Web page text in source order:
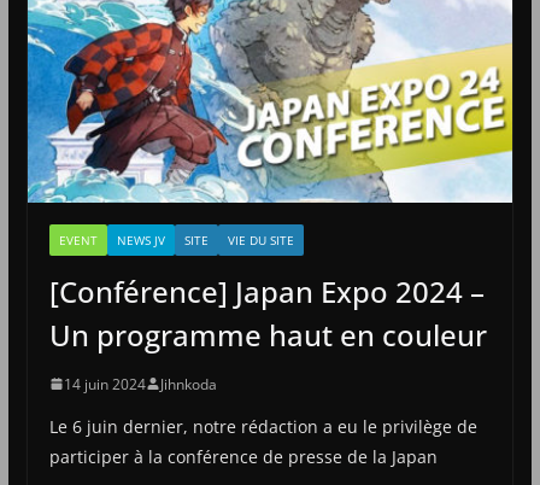
EVENT NEWS JV SITE VIE DU SITE
[Conférence] Japan Expo 2024 –
Un programme haut en couleur
14 juin 2024 Jihnkoda
Le 6 juin dernier, notre rédaction a eu le privilège de
participer à la conférence de presse de la Japan